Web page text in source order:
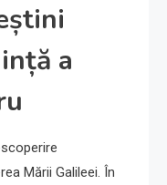
a
Mării Galileei. În